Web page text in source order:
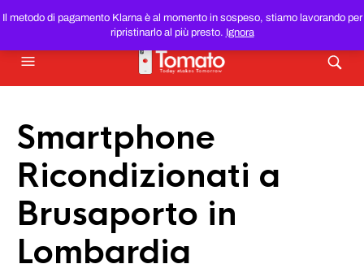
Il metodo di pagamento Klarna è al momento in sospeso, stiamo lavorando per
ripristinarlo al più presto. Ignora
SMARTPHONE E TABLET RICONDIZIONATIAL MIGLIOR
PREZZO DEL WEB!
Smartphone
Ricondizionati a
Brusaporto in
Lombardia